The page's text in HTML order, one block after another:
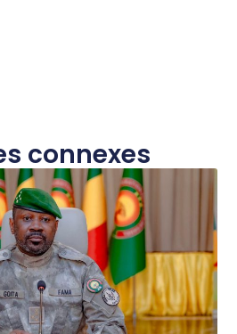
connexes